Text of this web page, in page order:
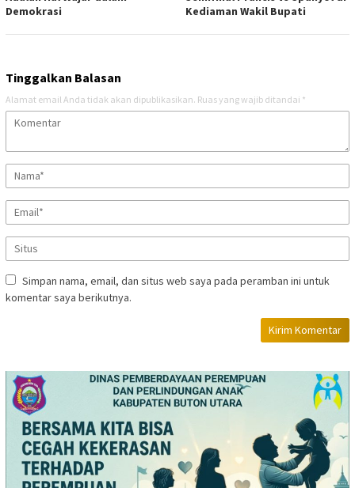
Demokrasi
Kediaman Wakil Bupati
Tinggalkan Balasan
Alamat email Anda tidak akan dipublikasikan. Ruas yang wajib ditandai *
Simpan nama, email, dan situs web saya pada peramban ini untuk
komentar saya berikutnya.